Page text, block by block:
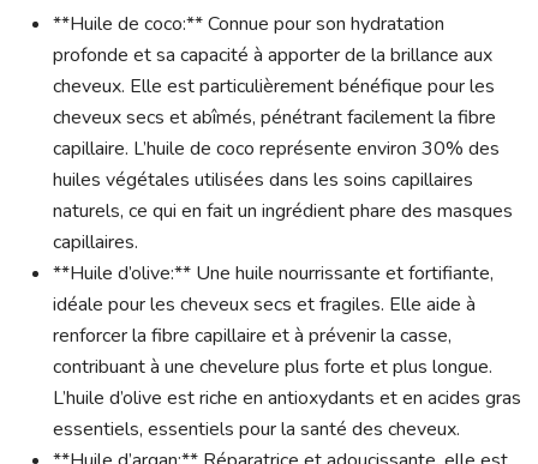
**Huile de coco:** Connue pour son hydratation
profonde et sa capacité à apporter de la brillance aux
cheveux. Elle est particulièrement bénéfique pour les
cheveux secs et abîmés, pénétrant facilement la fibre
capillaire. L’huile de coco représente environ 30% des
huiles végétales utilisées dans les soins capillaires
naturels, ce qui en fait un ingrédient phare des masques
capillaires.
**Huile d’olive:** Une huile nourrissante et fortifiante,
idéale pour les cheveux secs et fragiles. Elle aide à
renforcer la fibre capillaire et à prévenir la casse,
contribuant à une chevelure plus forte et plus longue.
L’huile d’olive est riche en antioxydants et en acides gras
essentiels, essentiels pour la santé des cheveux.